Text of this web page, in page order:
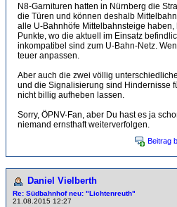
N8-Garnituren hatten in Nürnberg die
die Türen und können deshalb
alle U-Bahnhöfe Mittelbahnsteige
Punkte, wo die aktuell im Einsatz
inkompatibel sind zum U-Bahn-Netz.
teuer anpassen.
Aber auch die zwei völlig
und die Signalisierung sind Hindernisse
nicht billig aufheben lassen.
Sorry, ÖPNV-Fan, aber Du hast es ja
niemand ernsthaft weiterverfolgen.
Beitrag
Daniel Vielberth
Re: Südbahnhof neu: "Lichtenreuth"
21.08.2015 12:27